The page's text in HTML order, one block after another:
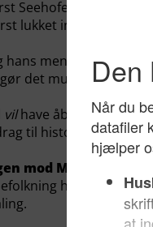
Seehofer er det
lukket ind, kommer
hans meningsfæller
det muligt at
vilhave åbne grænser.
til historien. Derfor
mod Merkel
holder dog